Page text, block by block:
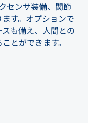
センサ装備、関節
す。オプションで
も備え、人間との
とができます。